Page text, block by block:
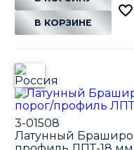
В КОРЗИНЕ
3-01508
Латунный